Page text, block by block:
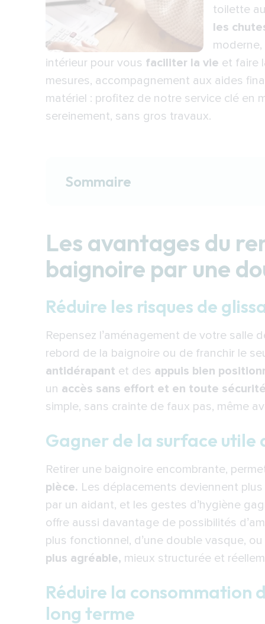
toilette
les
intérieur pour vous faciliter la vie et faire
mesures, accompagnement aux aides
matériel : profitez de notre service clé en
sereinement, sans gros travaux.
Sommaire
Réduire les risques de glissade au
Gagner de la surface utile dans
Réduire la consommation d’eau
Moderniser la pièce d’eau
Simplifier la vie des aidants
Donner de la valeur à votre
Bien vieillir chez vous, le plus
Les 4 critères essentiels pour
2. Sélectionner un modèle
3. Bien choisir les accessoires
4. Éviter les options mal
Pourquoi choisir Indépendance
douche, sans contrainte ?
Une expertise éprouvée dans
Un accompagnement complet,
Une transformation rapide et
Les avantages du
baignoire par une
Réduire les risques de
Repensez l’aménagement de votre salle
rebord de la baignoire ou de franchir le
antidérapant et des appuis bien
un accès sans effort et en toute
simple, sans crainte de faux pas, même
Gagner de la surface utile
Retirer une baignoire encombrante,
pièce. Les déplacements deviennent
par un aidant, et les gestes d’hygiène
offre aussi davantage de possibilités
plus fonctionnel, d’une double vasque,
plus agréable, mieux structurée et
Réduire la consommation
long terme